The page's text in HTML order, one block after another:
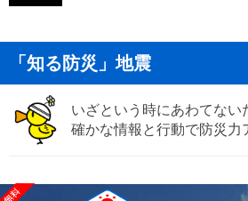
「知る防災」地震
いざという時にあわてない
確かな情報と行動で防災力